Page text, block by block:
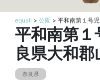
equall > 公園 > 平和南第１号
平和南第１
良県大和郡
奈良県